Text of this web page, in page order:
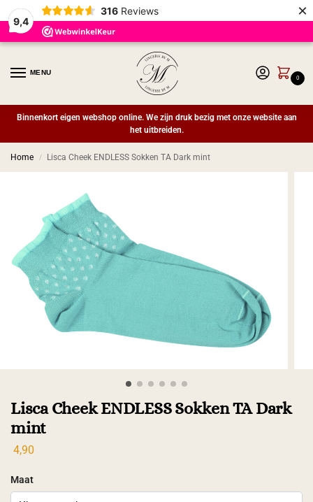
9,4
316 Reviews ×
MENU
0
Binnenkort eigen webshop online. We zijn druk bezig met onze website aan
het uitbreiden.
Home / Lisca Cheek ENDLESS Sokken TA Dark mint
Lisca Cheek ENDLESS Sokken TA Dark
mint
4,90
Maat